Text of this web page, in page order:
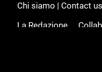
Chi siamo | Contact us
La Redazione